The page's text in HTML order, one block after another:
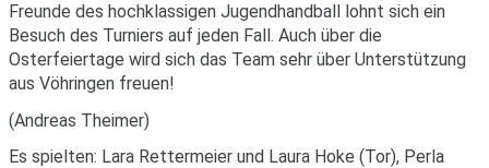
Freunde des hochklassigen Jugendhandball lohnt sich ein
Besuch des Turniers auf jeden Fall. Auch über die
Osterfeiertage wird sich das Team sehr über Unterstützung
aus Vöhringen freuen!
(Andreas Theimer)
Es spielten: Lara Rettermeier und Laura Hoke (Tor), Perla